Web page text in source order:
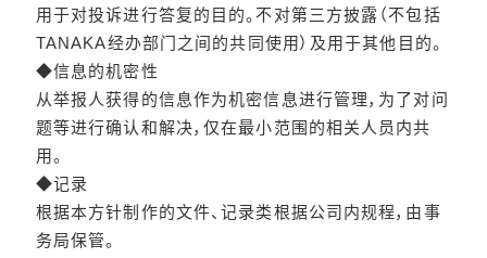
用于对投诉进行答复的目的。不对第三方披露（不包括
TANAKA经办部门之间的共同使用）及用于其他目的。
◆信息的机密性
从举报人获得的信息作为机密信息进行管理，为了对问
题等进行确认和解决，仅在最小范围的相关人员内共
用。
◆记录
根据本方针制作的文件、记录类根据公司内规程，由事
务局保管。